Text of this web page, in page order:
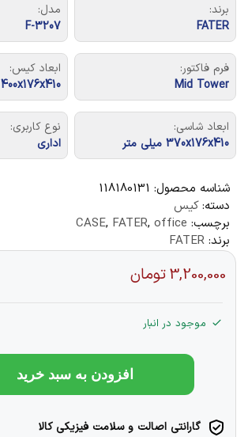
برند:
FATER
مدل:
F-3207
فرم فاکتور:
Mid Tower
ابعاد کیس:
400x176x410 میلی متر
ابعاد شاسی:
370x176x410 میلی متر
نوع کاربری:
اداری
شناسه محصول: 118180131
دسته:کیس
برچسب:
CASE, FATER, office
برند: FATER
3,200,000تومان
موجود در انبار
افزودن به سبد خرید
گارانتی اصالت و سلامت فیزیکی کالا